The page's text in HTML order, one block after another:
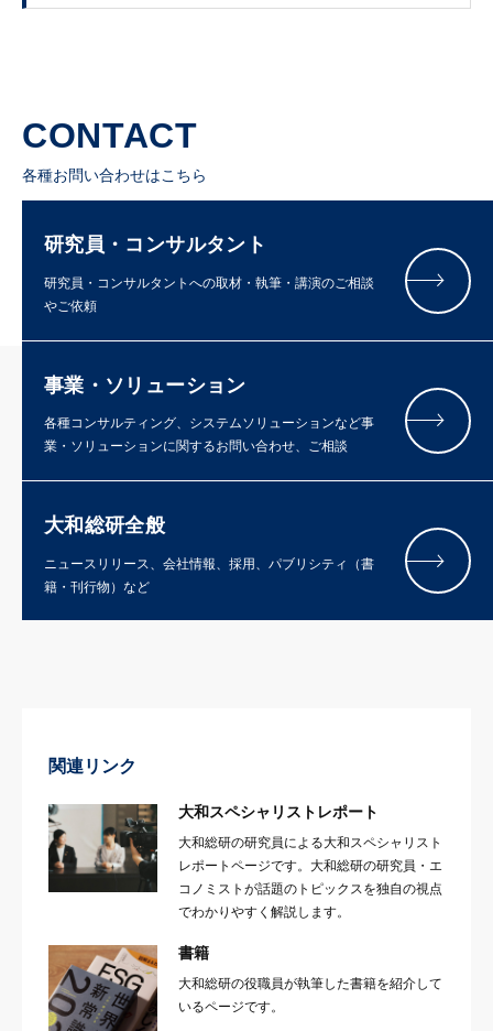
CONTACT
各種お問い合わせはこちら
研究員・コンサルタント
研究員・コンサルタントへの取材・執筆・講演のご相談
やご依頼
事業・ソリューション
各種コンサルティング、システムソリューションなど事
業・ソリューションに関するお問い合わせ、ご相談
大和総研全般
ニュースリリース、会社情報、採用、パブリシティ（書
籍・刊行物）など
関連リンク
大和スペシャリストレポート
大和総研の研究員による大和スペシャリスト
レポートページです。大和総研の研究員・エ
コノミストが話題のトピックスを独自の視点
でわかりやすく解説します。
書籍
大和総研の役職員が執筆した書籍を紹介して
いるページです。